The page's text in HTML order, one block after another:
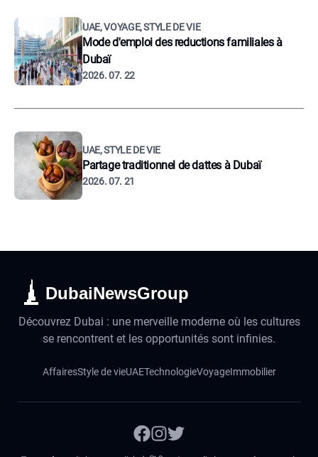
UAE, VOYAGE, STYLE DE VIE
Mode d'emploi des reductions familiales à
Dubaï
2026. 07. 22
UAE, STYLE DE VIE
Partage traditionnel de dattes à Dubaï
2026. 07. 21
DubaiNewsGroup
Découvrez Dubai : une merveille moderne où les cultures
se rencontrent et les opportunités sont infinies.
AffairesStyle de vieUAETechnologieVoyageImmobilier